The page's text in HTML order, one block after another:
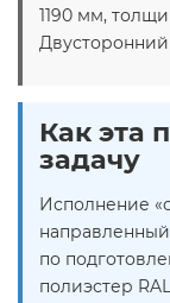
1190 мм,
Двусторонний
Как эта
задачу
Исполнение
по
полиэстер